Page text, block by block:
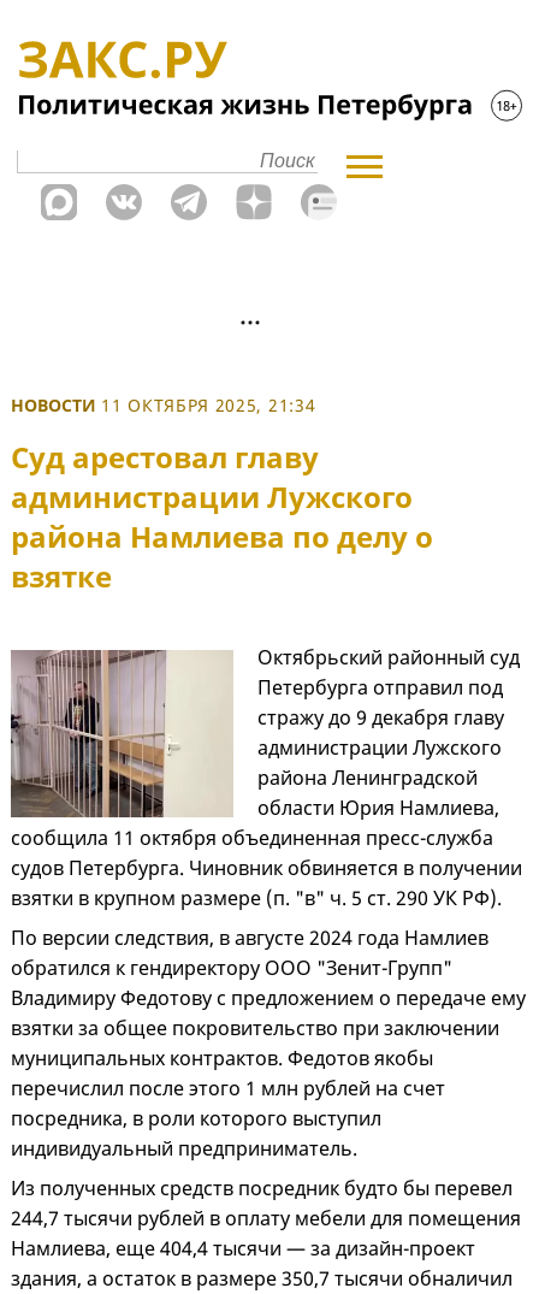
НОВОСТИ 11 ОКТЯБРЯ 2025, 21:34
Суд арестовал главу
администрации Лужского
района Намлиева по делу о
взятке
Октябрьский районный суд
Петербурга отправил под
стражу до 9 декабря главу
администрации Лужского
района Ленинградской
области Юрия Намлиева,
сообщила 11 октября объединенная пресс-служба
судов Петербурга. Чиновник обвиняется в получении
взятки в крупном размере (п. "в" ч. 5 ст. 290 УК РФ).
По версии следствия, в августе 2024 года Намлиев
обратился к гендиректору ООО "Зенит-Групп"
Владимиру Федотову с предложением о передаче ему
взятки за общее покровительство при заключении
муниципальных контрактов. Федотов якобы
перечислил после этого 1 млн рублей на счет
посредника, в роли которого выступил
индивидуальный предприниматель.
Из полученных средств посредник будто бы перевел
244,7 тысячи рублей в оплату мебели для помещения
Намлиева, еще 404,4 тысячи — за дизайн-проект
здания, а остаток в размере 350,7 тысячи обналичил